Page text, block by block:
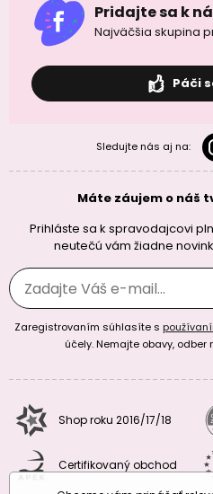
Pridajte sa k
Najväčšia skupina
Páči
Sledujte nás aj na:
Máte záujem o náš
Prihláste sa k spravodajcovi
neutečú vám žiadne
Zaregistrovaním súhlasíte s
účely. Nemajte obavy, odber
Shop roku 2016/17/18
Certifikovaný obchod